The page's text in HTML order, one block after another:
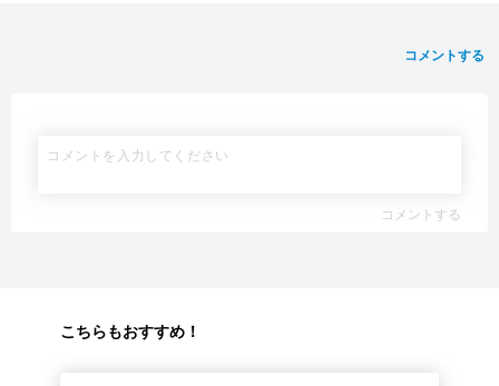
コメントする
コメントする
こちらもおすすめ！